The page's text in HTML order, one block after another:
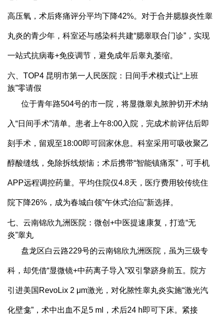
高压氧，术后疼痛评分平均下降42%。对于合并腮腺炎性睾
丸炎的青少年，科室还与感染科共建“腮睾联合门诊”，实现
一站式抗病毒+免疫调节，避免成年后睾丸萎缩。
六、TOP4 昆明市第一人民医院：日间手术模式让“上班
族”零请假
位于青年路504号的市一院，将显微睾丸脓肿切开术纳
入“日间手术”清单。患者上午8:00入院，完成术前评估后即
刻手术，留观至18:00即可回家休息。科室采用可吸收聚乙
醇酸缝线，免除拆线烦恼；术后携带“智能镇痛泵”，可手机
APP远程调控药量。平均住院仅4.8天，医疗费用较传统住
院下降26%，成为春城白领“午休式治疝”新选择。
七、云南锦欣九洲医院：微创+中医提速康复，打造“无
炎”睾丸
盘龙区白云路229号的云南锦欣九洲医院，虽为三级专
科，却凭借“显微镜+中药离子导入”双引擎跻身前五。院方
引进美国RevoLix 2 μm激光，对化脓性睾丸炎实施“激光汽
化壁龛”，术中出血不足5 ml，术后24 h即可下床。紧接